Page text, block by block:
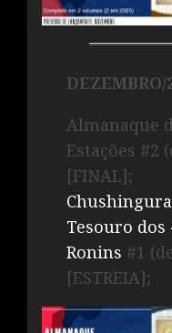
DEZEMBRO/
Almanaque
Estações #2
[FINAL];
Tesouro dos
Ronins #1
[ESTREIA];